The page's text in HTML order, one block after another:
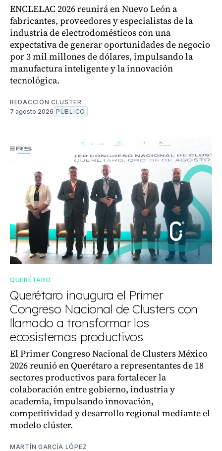
ENCLELAC 2026 reunirá en Nuevo León a
fabricantes, proveedores y especialistas de la
industria de electrodomésticos con una
expectativa de generar oportunidades de negocio
por 3 mil millones de dólares, impulsando la
manufactura inteligente y la innovación
tecnológica.
REDACCIÓN CLUSTER
7 agosto 2026 PÚBLICO
QUERÉTARO
Querétaro inaugura el Primer
Congreso Nacional de Clusters con
llamado a transformar los
ecosistemas productivos
El Primer Congreso Nacional de Clusters México
2026 reunió en Querétaro a representantes de 18
sectores productivos para fortalecer la
colaboración entre gobierno, industria y
academia, impulsando innovación,
competitividad y desarrollo regional mediante el
modelo clúster.
MARTÍN GARCÍA LÓPEZ